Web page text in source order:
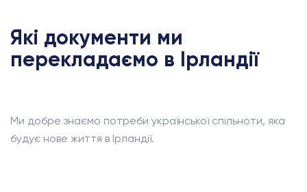
Які документи ми
перекладаємо в Ірландії
Ми добре знаємо потреби української спільноти, яка
будує нове життя в Ірландії.